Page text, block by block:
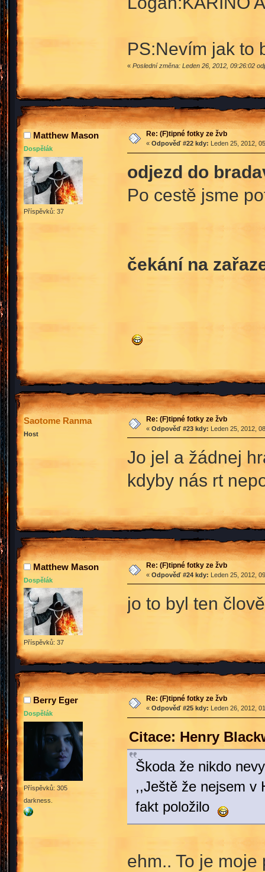
PS:Nevím jak to
« Poslední změna: Leden 26, 2012, 09:26:02
Matthew Mason
Dospělák
Příspěvků: 37
Re: (F)tipné fotky ze žvb
« Odpověď #22 kdy: Leden 25, 2012,
odjezd do
Po cestě jsme
čekání na
Saotome Ranma
Host
Re: (F)tipné fotky ze žvb
« Odpověď #23 kdy: Leden 25, 2012,
Jo jel a žádnej
kdyby nás rt
Matthew Mason
Dospělák
Příspěvků: 37
Re: (F)tipné fotky ze žvb
« Odpověď #24 kdy: Leden 25, 2012,
jo to byl ten
Berry Eger
Dospělák
Příspěvků: 305
darkness.
Re: (F)tipné fotky ze žvb
« Odpověď #25 kdy: Leden 26, 2012,
Citace: Henry
Škoda že nikdo
,,Ještě že nejsem v
fakt položilo
ehm.. To je